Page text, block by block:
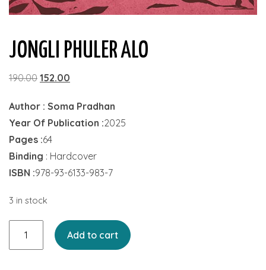
JONGLI PHULER ALO
190.00 Original
was:
₹190.00.
152.00
is:
₹152.00.
Author : Soma Pradhan
Year Of Publication :2025
Pages :64
Binding : Hardcover
ISBN :978-93-6133-983-7
3 in stock
Add to cart